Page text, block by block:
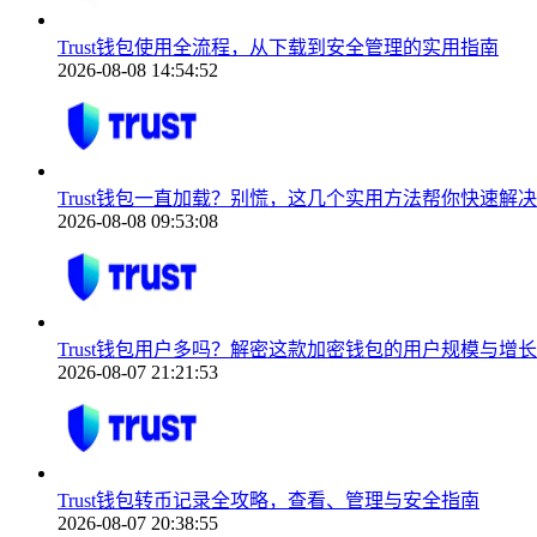
Trust钱包使用全流程，从下载到安全管理的实用指南
2026-08-08 14:54:52
Trust钱包一直加载？别慌，这几个实用方法帮你快速解决
2026-08-08 09:53:08
Trust钱包用户多吗？解密这款加密钱包的用户规模与增
2026-08-07 21:21:53
Trust钱包转币记录全攻略，查看、管理与安全指南
2026-08-07 20:38:55